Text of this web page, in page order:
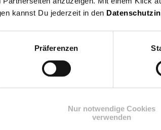
kannst Du jederzeit in den
Präferenzen
Nur notwendige Cookies
verwenden
GmbH